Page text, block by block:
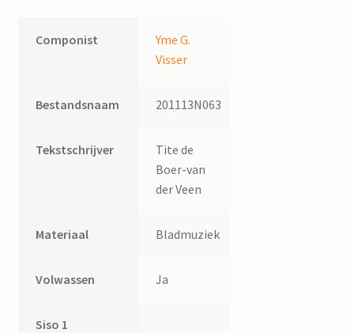
Componist
Yme G.
Visser
Bestandsnaam 201113N063
Tekstschrijver
Tite de
Boer-van
der Veen
Materiaal Bladmuziek
Volwassen Ja
Siso 1